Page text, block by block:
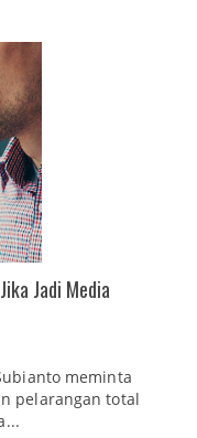
Jadi Media
meminta
pelarangan total